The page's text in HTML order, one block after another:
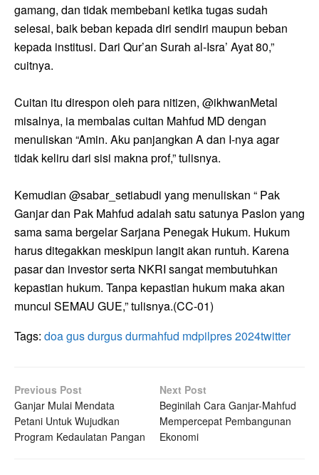
gamang, dan tidak membebani ketika tugas sudah
selesai, baik beban kepada diri sendiri maupun beban
kepada institusi. Dari Qur’an Surah al-Isra’ Ayat 80,”
cuitnya.
Cuitan itu direspon oleh para nitizen, @ikhwanMetal
misalnya, ia membalas cuitan Mahfud MD dengan
menuliskan “Amin. Aku panjangkan A dan I-nya agar
tidak keliru dari sisi makna prof,” tulisnya.
Kemudian @sabar_setiabudi yang menuliskan “ Pak
Ganjar dan Pak Mahfud adalah satu satunya Paslon yang
sama sama bergelar Sarjana Penegak Hukum. Hukum
harus ditegakkan meskipun langit akan runtuh. Karena
pasar dan investor serta NKRI sangat membutuhkan
kepastian hukum. Tanpa kepastian hukum maka akan
muncul SEMAU GUE,” tulisnya.(CC-01)
Tags: doa gus durgus durmahfud mdpilpres 2024twitter
Previous Post
Ganjar Mulai Mendata
Petani Untuk Wujudkan
Program Kedaulatan Pangan
Next Post
Beginilah Cara Ganjar-Mahfud
Mempercepat Pembangunan
Ekonomi